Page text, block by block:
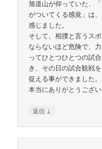
旭道山が仰っていた、
がついてくる感覚」は
感じました。
そして、相撲と言うス
ならないほど危険で、
ってひとつひとつの試
き、その日の試合観戦
捉える事ができました。
本当にありがとうござい
返信 ↓